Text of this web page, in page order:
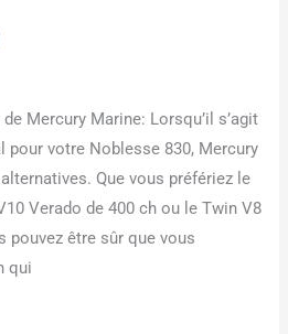
Mercury Marine: Lorsqu’il s’agit
pour votre Noblesse 830, Mercury
Que vous préfériez le
Verado de 400 ch ou le Twin V8
pouvez être sûr que vous
qui